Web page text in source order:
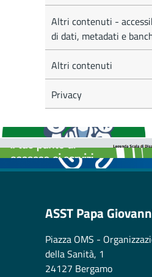
Altri contenuti -
di dati, metadati e
Altri contenuti
Privacy
MEDICI E
BOLLETTINI
CASE DI
OSPEDALE DI
ASST Papa
Piazza OMS -
della Sanità, 1
24127 Bergamo